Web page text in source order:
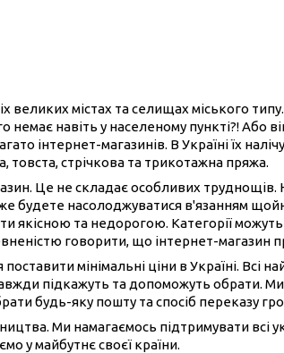
великих містах та селищах міського
навіть у населеному пункті?! Або
інтернет-магазинів. В Україні їх
товста, стрічкова та трикотажна пряжа.
Це не складає особливих
будете насолоджуватися в'язанням
якісною та недорогою. Категорії
говорити, що інтернет-магазин
мінімальні ціни в Україні.
підкажуть та допоможуть обрати.
будь-яку пошту та спосіб переказу
Ми намагаємось підтримувати всі
у майбутнє своєї країни.